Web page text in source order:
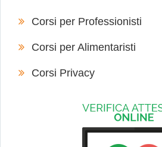
Corsi per Professionisti
Corsi per Alimentaristi
Corsi Privacy